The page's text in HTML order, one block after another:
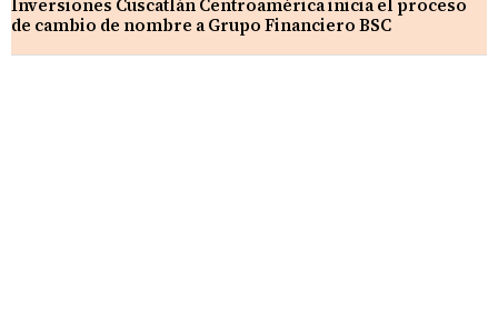
Inversiones Cuscatlán Centroamérica inicia el proceso
de cambio de nombre a Grupo Financiero BSC